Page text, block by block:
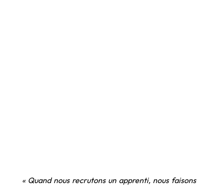
« Quand nous recrutons un apprenti, nous faisons